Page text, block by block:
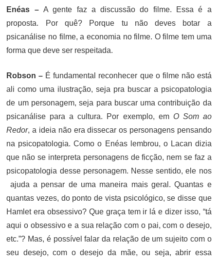
Enéas –A gente faz a discussão do filme. Essa é a
proposta. Por quê? Porque tu não deves botar a
psicanálise no filme, a economia no filme. O filme tem uma
forma que deve ser respeitada.
Robson – É fundamental reconhecer que o filme não está
ali como uma ilustração, seja pra buscar a psicopatologia
de um personagem, seja para buscar uma contribuição da
psicanálise para a cultura. Por exemplo, em O Som ao
Redor, a ideia não era dissecar os personagens pensando
na psicopatologia. Como o Enéas lembrou, o Lacan dizia
que não se interpreta personagens de ficção, nem se faz a
psicopatologia desse personagem. Nesse sentido, ele nos
ajuda a pensar de uma maneira mais geral. Quantas e
quantas vezes, do ponto de vista psicológico, se disse que
Hamlet era obsessivo? Que graça tem ir lá e dizer isso, “tá
aqui o obsessivo e a sua relação com o pai, com o desejo,
etc.”? Mas, é possível falar da relação de um sujeito com o
seu desejo, com o desejo da mãe, ou seja, abrir essa